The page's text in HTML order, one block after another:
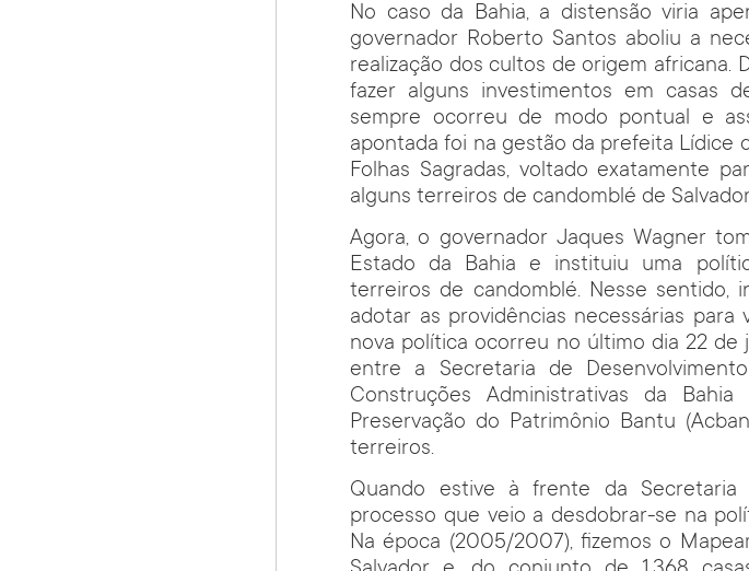
No caso da Bahia, a distensão viria
governador Roberto Santos aboliu a
realização dos cultos de origem africana.
fazer alguns investimentos em casas
sempre ocorreu de modo pontual e
apontada foi na gestão da prefeita Lídice
Folhas Sagradas, voltado exatamente
alguns terreiros de candomblé de
Agora, o governador Jaques Wagner
Estado da Bahia e instituiu uma
terreiros de candomblé. Nesse sentido,
adotar as providências necessárias para
nova política ocorreu no último dia 22 de
entre a Secretaria de
Construções Administrativas da
Preservação do Patrimônio Bantu
terreiros.
Quando estive à frente da Secretaria
processo que veio a desdobrar-se na
Na época (2005/2007), fizemos o